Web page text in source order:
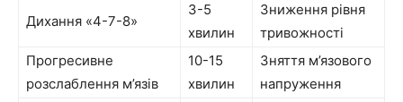
Дихання «4-7-8»
3-5
хвилин
Зниження рівня
тривожності
Прогресивне
розслаблення м’язів
10-15
хвилин
Зняття м’язового
напруження